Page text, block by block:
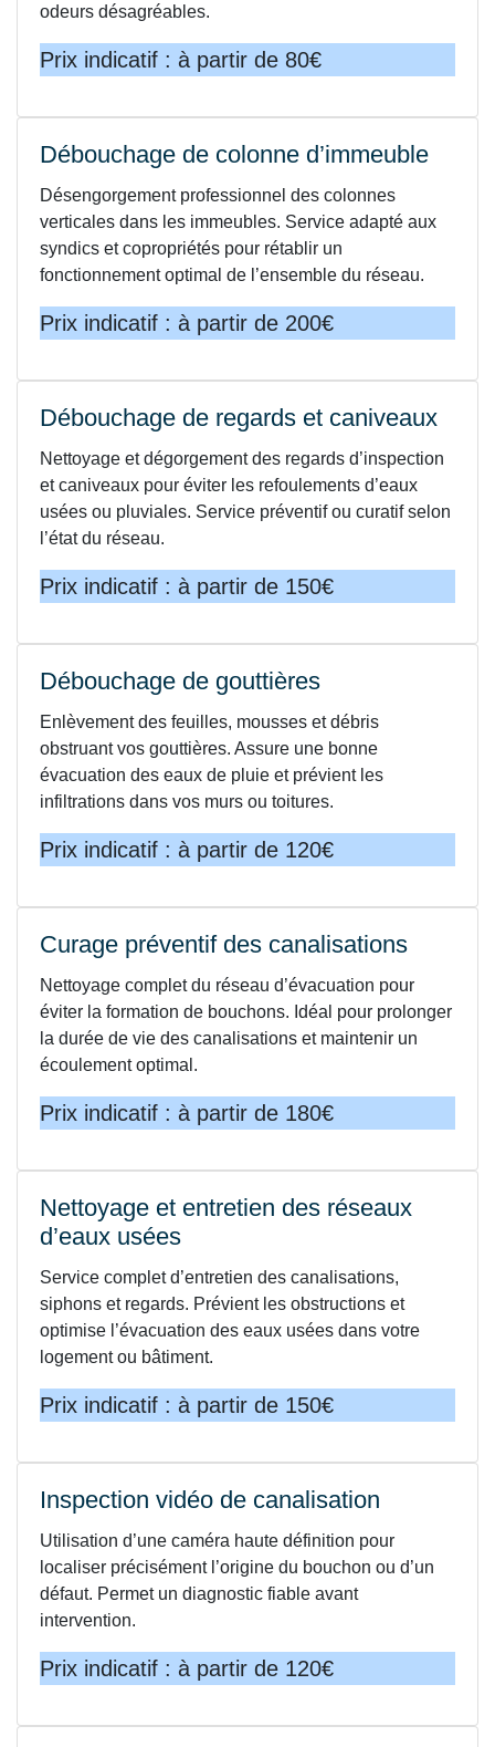
odeurs désagréables.
Prix indicatif : à partir de 80€
Débouchage de colonne d’immeuble
Désengorgement professionnel des colonnes
verticales dans les immeubles. Service adapté aux
syndics et copropriétés pour rétablir un
fonctionnement optimal de l’ensemble du réseau.
Prix indicatif : à partir de 200€
Débouchage de regards et caniveaux
Nettoyage et dégorgement des regards d’inspection
et caniveaux pour éviter les refoulements d’eaux
usées ou pluviales. Service préventif ou curatif selon
l’état du réseau.
Prix indicatif : à partir de 150€
Débouchage de gouttières
Enlèvement des feuilles, mousses et débris
obstruant vos gouttières. Assure une bonne
évacuation des eaux de pluie et prévient les
infiltrations dans vos murs ou toitures.
Prix indicatif : à partir de 120€
Curage préventif des canalisations
Nettoyage complet du réseau d’évacuation pour
éviter la formation de bouchons. Idéal pour prolonger
la durée de vie des canalisations et maintenir un
écoulement optimal.
Prix indicatif : à partir de 180€
Nettoyage et entretien des réseaux
d’eaux usées
Service complet d’entretien des canalisations,
siphons et regards. Prévient les obstructions et
optimise l’évacuation des eaux usées dans votre
logement ou bâtiment.
Prix indicatif : à partir de 150€
Inspection vidéo de canalisation
Utilisation d’une caméra haute définition pour
localiser précisément l’origine du bouchon ou d’un
défaut. Permet un diagnostic fiable avant
intervention.
Prix indicatif : à partir de 120€